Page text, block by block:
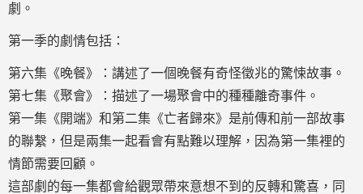
劇。
第一季的劇情包括：
第六集《晚餐》：講述了一個晚餐有奇怪徵兆的驚悚故事。
第七集《聚會》：描述了一場聚會中的種種離奇事件。
第一集《開端》和第二集《亡者歸來》是前傳和前一部故事
的聯繫，但是兩集一起看會有點難以理解，因為第一集裡的
情節需要回顧。
這部劇的每一集都會給觀眾帶來意想不到的反轉和驚喜，同